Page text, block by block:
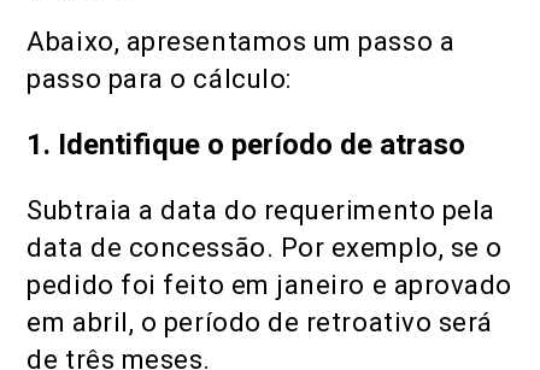
Abaixo, apresentamos um passo a
passo para o cálculo:
1. Identifique o período de atraso
Subtraia a data do requerimento pela
data de concessão. Por exemplo, se o
pedido foi feito em janeiro e aprovado
em abril, o período de retroativo será
de três meses.